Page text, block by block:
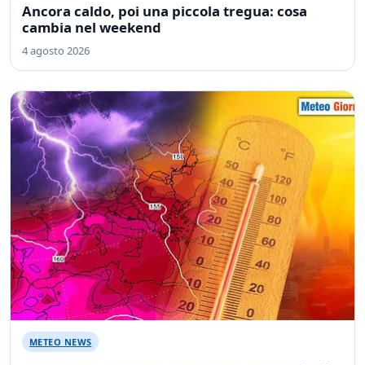
Ancora caldo, poi una piccola tregua: cosa
cambia nel weekend
4 agosto 2026
METEO NEWS